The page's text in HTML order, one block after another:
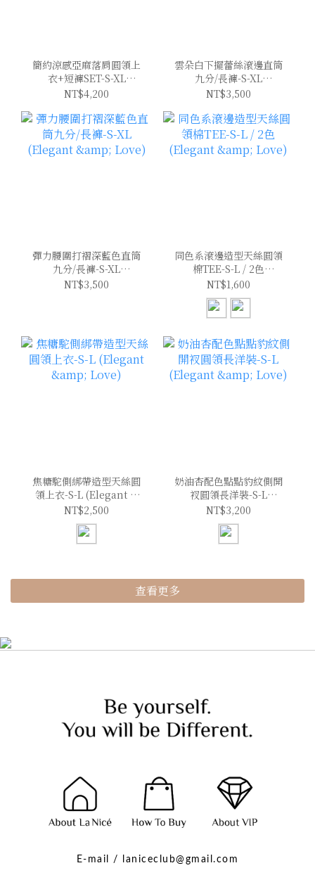
簡約涼感亞麻落肩圓領上
衣+短褲SET-S-XL
(Elegant & Love)
NT$4,200
雲朵白下擺蕾絲滾邊直筒
九分/長褲-S-XL
(Elegant & Love)
NT$3,500
彈力腰圍打褶深藍色直筒
九分/長褲-S-XL
(Elegant & Love)
NT$3,500
同色系滾邊造型天絲圓領
棉TEE-S-L / 2色
(Elegant & Love)
NT$1,600
焦糖駝側綁帶造型天絲圓
領上衣-S-L (Elegant &
Love)
NT$2,500
奶油杏配色點點豹紋側開
衩圓領長洋裝-S-L
(Elegant & Love)
NT$3,200
查看更多
E-mail / laniceclub@gmail.com